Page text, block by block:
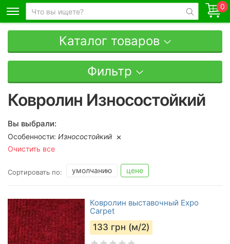
0
Каталог товаров
Фильтр
Ковролин Износостойкий
Вы выбрали:
Особенности: Износостойкий
Очистить все
Сортировать по: умолчанию цене
Ковролин выставочный Expo
Carpet
133 грн (м/2)